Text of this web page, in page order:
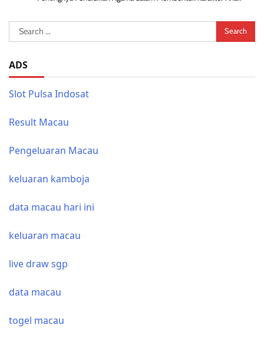
Search
for:
ADS
Slot Pulsa Indosat
Result Macau
Pengeluaran Macau
keluaran kamboja
data macau hari ini
keluaran macau
live draw sgp
data macau
togel macau